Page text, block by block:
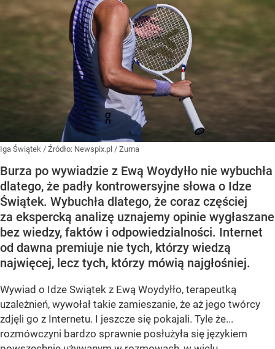
Iga Świątek / Źródło: Newspix.pl / Zuma
Burza po wywiadzie z Ewą Woydyłło nie wybuchła
dlatego, że padły kontrowersyjne słowa o Idze
Świątek. Wybuchła dlatego, że coraz częściej
za ekspercką analizę uznajemy opinie wygłaszane
bez wiedzy, faktów i odpowiedzialności. Internet
od dawna premiuje nie tych, którzy wiedzą
najwięcej, lecz tych, którzy mówią najgłośniej.
Wywiad o Idze Swiątek z Ewą Woydyłło, terapeutką
uzależnień, wywołał takie zamieszanie, że aż jego twórcy
zdjęli go z Internetu. I jeszcze się pokajali. Tyle że...
rozmówczyni bardzo sprawnie posłużyła się językiem